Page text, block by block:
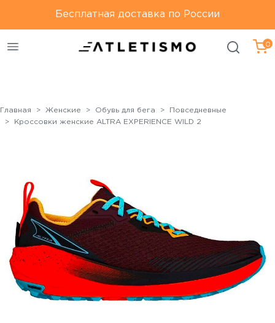
Только оригинальная
продукция
Бесплатная доставка по
России
Бесплатная доставка по России
0
Главная Женские Обувь для бега
Повседневные
Кроссовки женские ALTRA EXPERIENCE WILD 2